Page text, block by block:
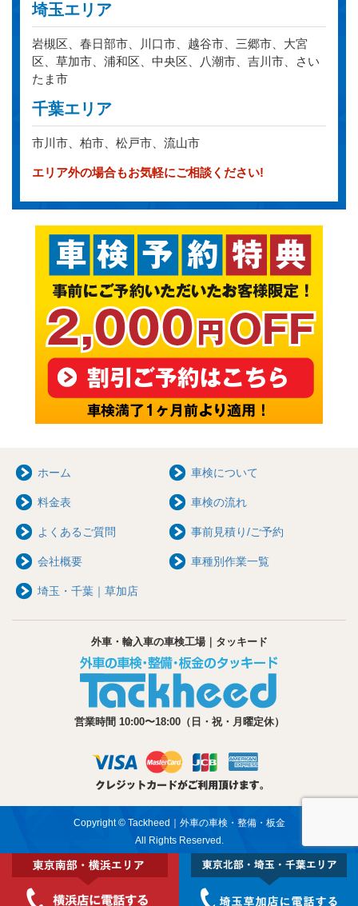
埼玉エリア
岩槻区、春日部市、川口市、越谷市、三郷市、大宮
区、草加市、浦和区、中央区、八潮市、吉川市、さい
たま市
千葉エリア
市川市、柏市、松戸市、流山市
エリア外の場合もお気軽にご相談ください!
ホーム 車検について
料金表 車検の流れ
よくあるご質問 事前見積り/ご予約
会社概要 車種別作業一覧
埼玉・千葉｜草加店
外車・輸入車の車検工場｜タッキード
営業時間 10:00〜18:00（日・祝・月曜定休）
Copyright © Tackheed｜外車の車検・整備・板金
All Rights Reserved.